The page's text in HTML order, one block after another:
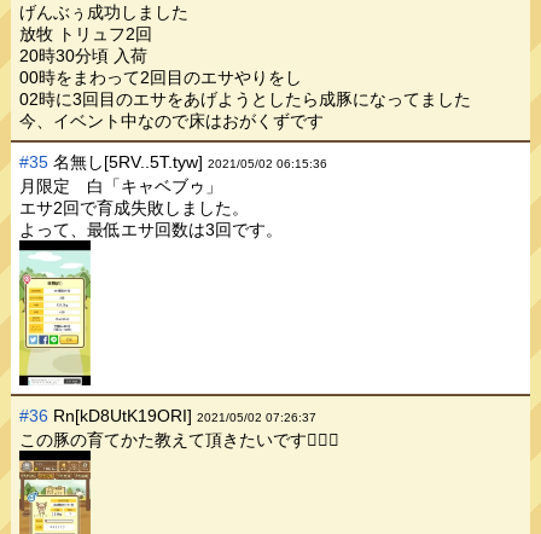
げんぶぅ成功しました
放牧 トリュフ2回
20時30分頃 入荷
00時をまわって2回目のエサやりをし
02時に3回目のエサをあげようとしたら成豚になってました
今、イベント中なので床はおがくずです
#35 名無し[5RV..5T.tyw]2021/05/02 06:15:36
月限定 白「キャベブゥ」
エサ2回で育成失敗しました。
よって、最低エサ回数は3回です。
#36 Rn[kD8UtK19ORI]2021/05/02 07:26:37
この豚の育てかた教えて頂きたいです🙇🏻‍♂️